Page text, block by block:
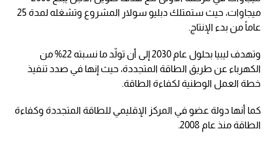
ميجاوات، حيث ستمتلك دبليو سولار المشروع وتشغله لمدة 25
عاماً من بدء الإنتاج.
وتهدف ليبيا بحلول عام 2030 إلى أن تولّد ما نسبته 22% من
الكهرباء عن طريق الطاقة المتجددة، حيث إنها في صدد تنفيذ
خطة العمل الوطنية لكفاءة الطاقة.
كما أنها دولة عضو في المركز الإقليمي للطاقة المتجددة وكفاءة
الطاقة منذ عام 2008.